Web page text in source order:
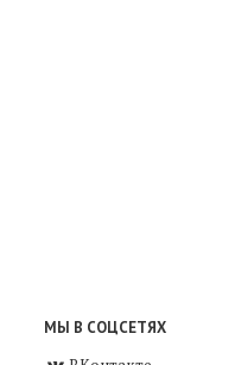
МЫ В СОЦСЕТЯХ